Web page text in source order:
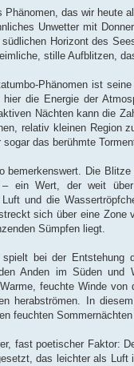
Phänomen, das wir heute
Unwetter mit
Horizont des
stille Aufblitzen,
Phänomen ist
die Energie der
Nächten kann die
relativ kleinen Region
sogar das berühmte
bemerkenswert. Die
– ein Wert, der weit
und die
sich über eine Zone
Sümpfen liegt.
spielt bei der Entstehung
Anden im Süden
feuchte Winde
herabströmen. In
feuchten
fast poetischer Faktor:
das leichter als